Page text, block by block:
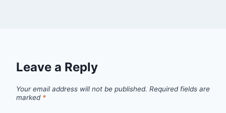
Leave a Reply
Your email address will not be published. Required fields are
marked *